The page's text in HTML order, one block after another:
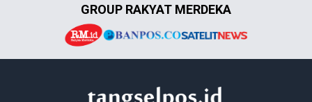
GROUP RAKYAT MERDEKA